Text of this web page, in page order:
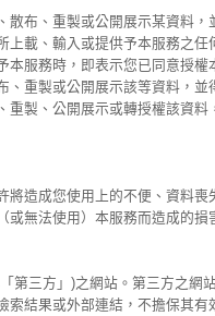
布、重製或公開展示某資料
上載、輸入或提供予本服務之
本服務時，即表示您已同意授
、重製或公開展示該等資料，
重製、公開展示或轉授權該資
造成您使用上的不便、資料
無法使用）本服務而造成的損
第三方」)之網站。第三方之網
索結果或外部連結，不擔保其